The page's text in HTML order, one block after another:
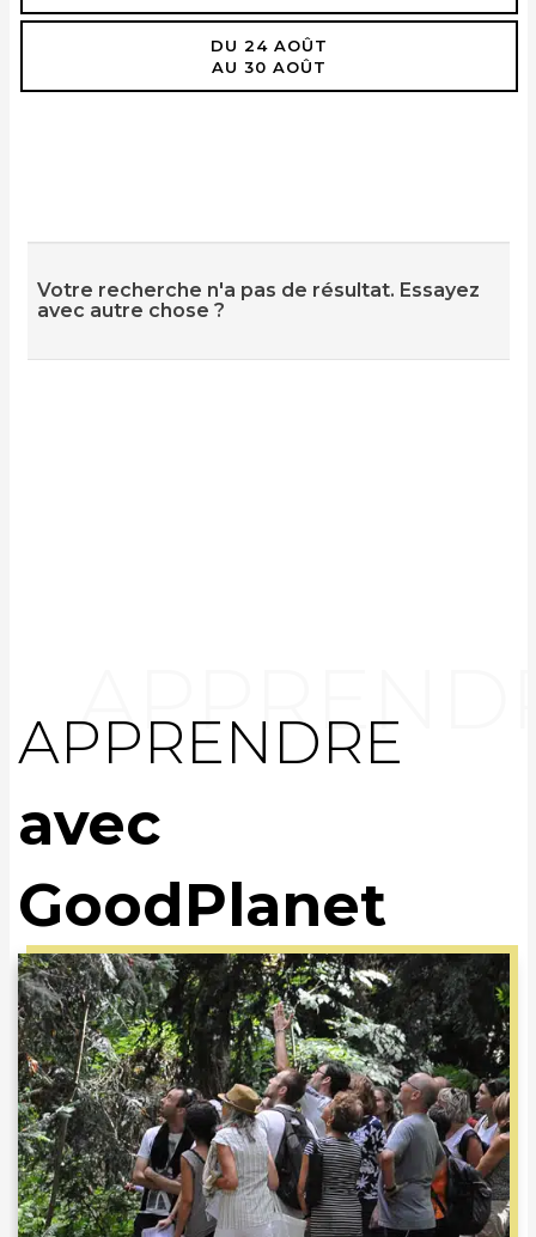
DU 24 AOÛT
AU 30 AOÛT
Votre recherche n'a pas de résultat. Essayez
avec autre chose ?
APPRENDRE
avec
GoodPlanet